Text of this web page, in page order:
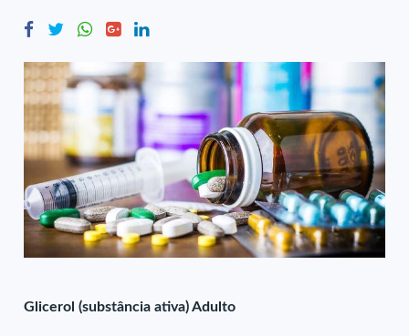
Glicerol (substância ativa) Adulto